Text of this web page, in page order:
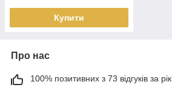
Купити
Про нас
100% позитивних з 73 відгуків за рік